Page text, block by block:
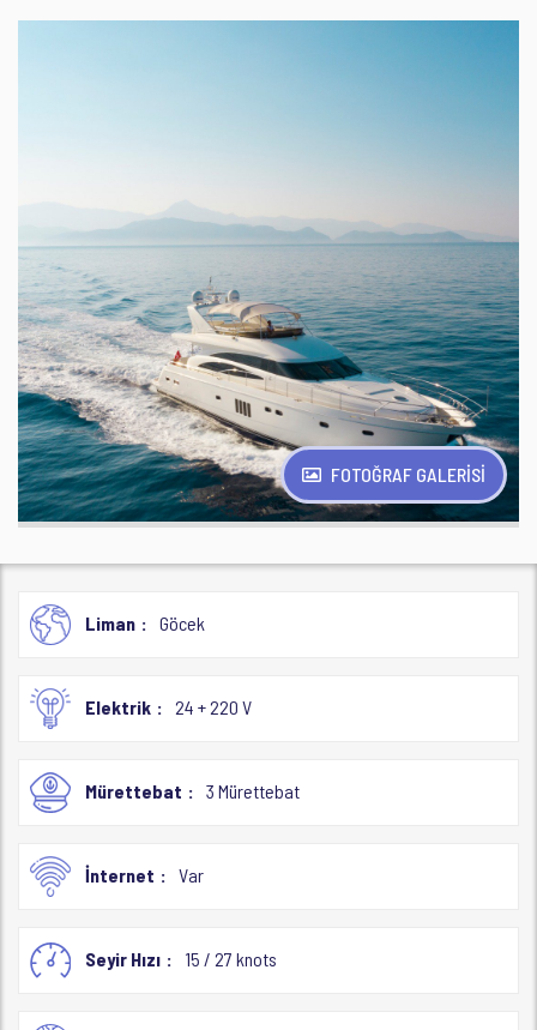
FOTOĞRAF GALERİSİ
Liman Göcek
Elektrik 24 + 220 V
Mürettebat 3 Mürettebat
İnternet Var
Seyir Hızı 15 / 27 knots